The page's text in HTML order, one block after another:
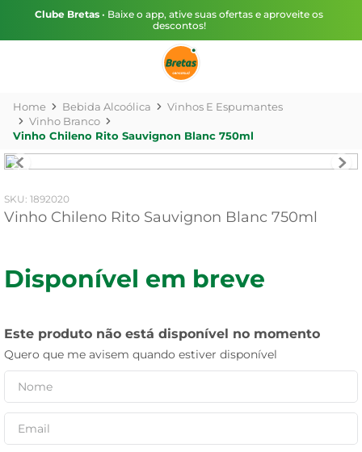
Clube Bretas • Baixe o app, ative suas ofertas e aproveite os
descontos!
Bebida Alcoólica
Vinhos E Espumantes
Vinho Branco
Vinho Chileno Rito Sauvignon Blanc 750ml
: 1892020
Vinho Chileno Rito Sauvignon Blanc 750ml
Disponível em breve
Este produto não está disponível no momento
Quero que me avisem quando estiver disponível